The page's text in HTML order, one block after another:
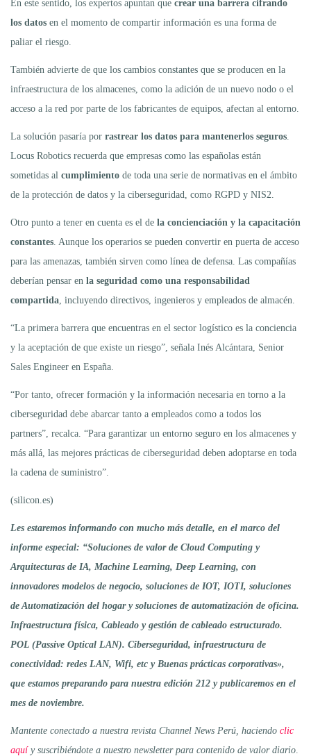
En este sentido, los expertos apuntan que crear una barrera cifrando
los datos en el momento de compartir información es una forma de
paliar el riesgo.
También advierte de que los cambios constantes que se producen en la
infraestructura de los almacenes, como la adición de un nuevo nodo o el
acceso a la red por parte de los fabricantes de equipos, afectan al entorno.
La solución pasaría por rastrear los datos para mantenerlos seguros
Locus Robotics recuerda que empresas como las españolas están
sometidas al cumplimiento de toda una serie de normativas en el ámbito
de la protección de datos y la ciberseguridad, como RGPD y NIS2.
Otro punto a tener en cuenta es el de la concienciación y la capacitación
constantes . Aunque los operarios se pueden convertir en puerta de acceso
para las amenazas, también sirven como línea de defensa. Las compañías
deberían pensar en la seguridad como una responsabilidad
compartida , incluyendo directivos, ingenieros y empleados de almacén.
“La primera barrera que encuentras en el sector logístico es la conciencia
y la aceptación de que existe un riesgo”, señala Inés Alcántara, Senior
Sales Engineer en España.
“Por tanto, ofrecer formación y la información necesaria en torno a la
ciberseguridad debe abarcar tanto a empleados como a todos los
partners”, recalca. “Para garantizar un entorno seguro en los almacenes y
más allá, las mejores prácticas de ciberseguridad deben adoptarse en toda
la cadena de suministro”.
(silicon.es)
Les estaremos informando con mucho más detalle, en el marco del
informe especial: “Soluciones de valor de Cloud Computing y
Arquitecturas de IA, Machine Learning, Deep Learning, con
innovadores modelos de negocio, soluciones de IOT, IOTI, soluciones
de Automatización del hogar y soluciones de automatización de oficina.
Infraestructura física, Cableado y gestión de cableado estructurado.
POL (Passive Optical LAN). Ciberseguridad, infraestructura de
conectividad: redes LAN, Wifi, etc y Buenas prácticas corporativas»,
que estamos preparando para nuestra edición 212 y publicaremos en el
mes de noviembre.
Mantente conectado a nuestra revista Channel News Perú, haciendo clic
aquíy suscribiéndote a nuestro newsletter para contenido de valor diario